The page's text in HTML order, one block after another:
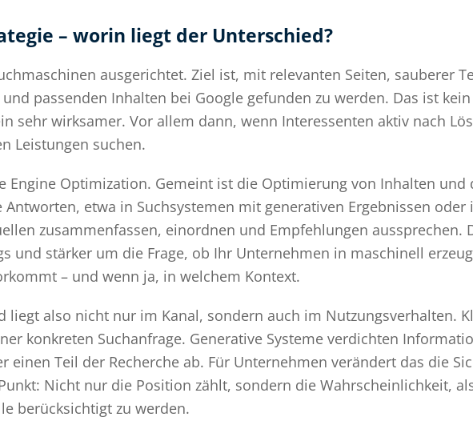
– worin liegt der Unterschied?
ausgerichtet. Ziel ist, mit relevanten Seiten, sauberer
passenden Inhalten bei Google gefunden zu werden. Das ist
sehr wirksamer. Vor allem dann, wenn Interessenten aktiv nach
Leistungen suchen.
Engine Optimization. Gemeint ist die Optimierung von Inhalten und
Antworten, etwa in Suchsystemen mit generativen Ergebnissen oder
zusammenfassen, einordnen und Empfehlungen aussprechen.
und stärker um die Frage, ob Ihr Unternehmen in maschinell
– und wenn ja, in welchem Kontext.
liegt also nicht nur im Kanal, sondern auch im Nutzungsverhalten.
konkreten Suchanfrage. Generative Systeme verdichten
einen Teil der Recherche ab. Für Unternehmen verändert das die
Nicht nur die Position zählt, sondern die Wahrscheinlichkeit,
berücksichtigt zu werden.